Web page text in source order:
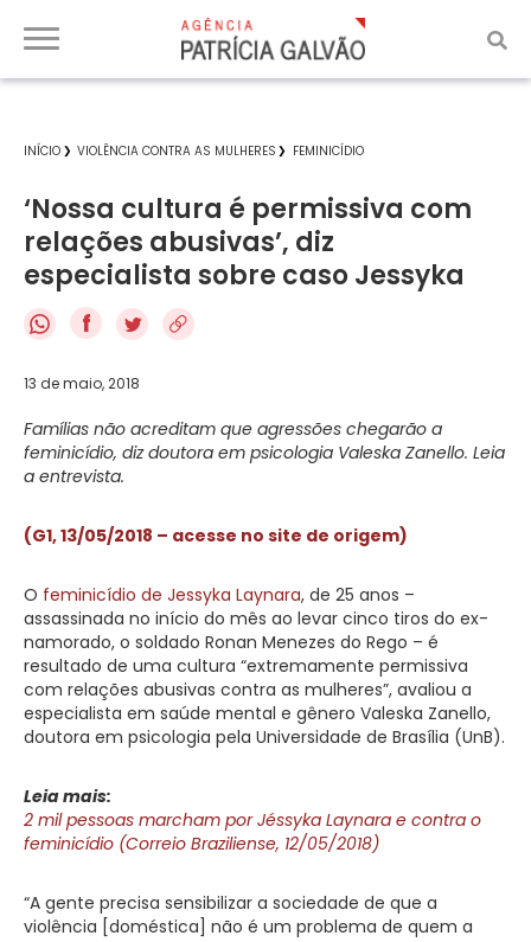
INÍCIO VIOLÊNCIA CONTRA AS MULHERES FEMINICÍDIO
‘Nossa cultura é permissiva com
relações abusivas’, diz
especialista sobre caso Jessyka
f
13 de maio, 2018
Famílias não acreditam que agressões chegarão a
feminicídio, diz doutora em psicologia Valeska Zanello. Leia
a entrevista.
(G1, 13/05/2018 – acesse no site de origem)
O feminicídio de Jessyka Laynara, de 25 anos –
assassinada no início do mês ao levar cinco tiros do ex-
namorado, o soldado Ronan Menezes do Rego – é
resultado de uma cultura “extremamente permissiva
com relações abusivas contra as mulheres”, avaliou a
especialista em saúde mental e gênero Valeska Zanello,
doutora em psicologia pela Universidade de Brasília (UnB).
Leia mais:
2 mil pessoas marcham por Jéssyka Laynara e contra o
feminicídio (Correio Braziliense, 12/05/2018)
“A gente precisa sensibilizar a sociedade de que a
violência [doméstica] não é um problema de quem a